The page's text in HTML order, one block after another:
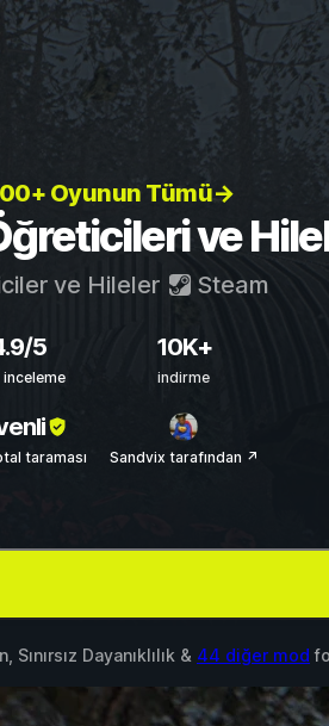
Oyunun Tümü→
ve
ve Hileler Steam
5
inceleme
10K+
indirme
taraması Sandvix tarafından ↗
Sınırsız Dayanıklılık & 44 diğer mod